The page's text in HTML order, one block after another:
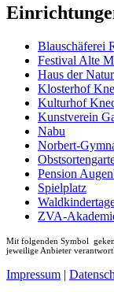
Blauschäferei
Festival Alte
Haus der Natur
Klosterhof
Kulturhof
Kunstverein
Nabu
Norbert-
Pension
Spielplatz
ZVA-
Mit folgenden Symbol
jeweilige Anbieter
Impressum |